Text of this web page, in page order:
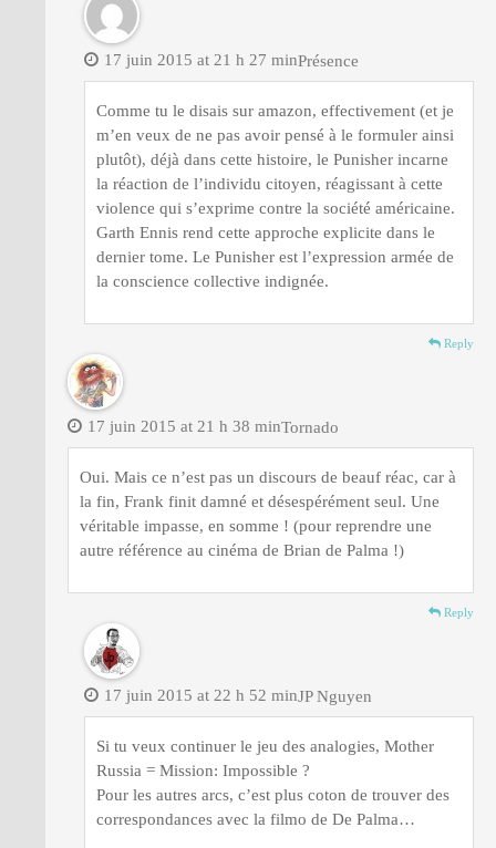
Présence
17 juin 2015 at 21 h 27 min
Comme tu le disais sur amazon, effectivement (et je
m’en veux de ne pas avoir pensé à le formuler ainsi
plutôt), déjà dans cette histoire, le Punisher incarne
la réaction de l’individu citoyen, réagissant à cette
violence qui s’exprime contre la société américaine.
Garth Ennis rend cette approche explicite dans le
dernier tome. Le Punisher est l’expression armée de
la conscience collective indignée.
Reply
Tornado
17 juin 2015 at 21 h 38 min
Oui. Mais ce n’est pas un discours de beauf réac, car à
la fin, Frank finit damné et désespérément seul. Une
véritable impasse, en somme ! (pour reprendre une
autre référence au cinéma de Brian de Palma !)
Reply
JP Nguyen
17 juin 2015 at 22 h 52 min
Si tu veux continuer le jeu des analogies, Mother
Russia = Mission: Impossible ?
Pour les autres arcs, c’est plus coton de trouver des
correspondances avec la filmo de De Palma…